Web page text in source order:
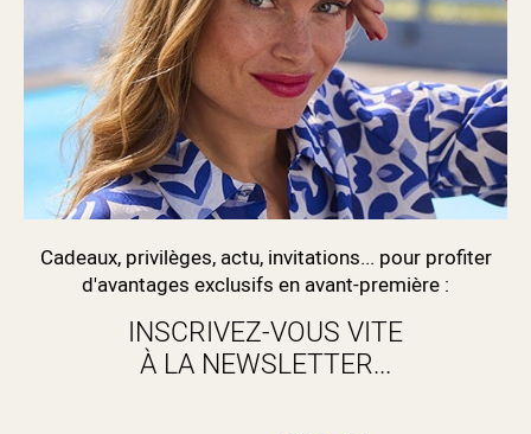
Cadeaux, privilèges, actu, invitations... pour profiter
d'avantages exclusifs en avant-première :
INSCRIVEZ-VOUS VITE
À LA NEWSLETTER...